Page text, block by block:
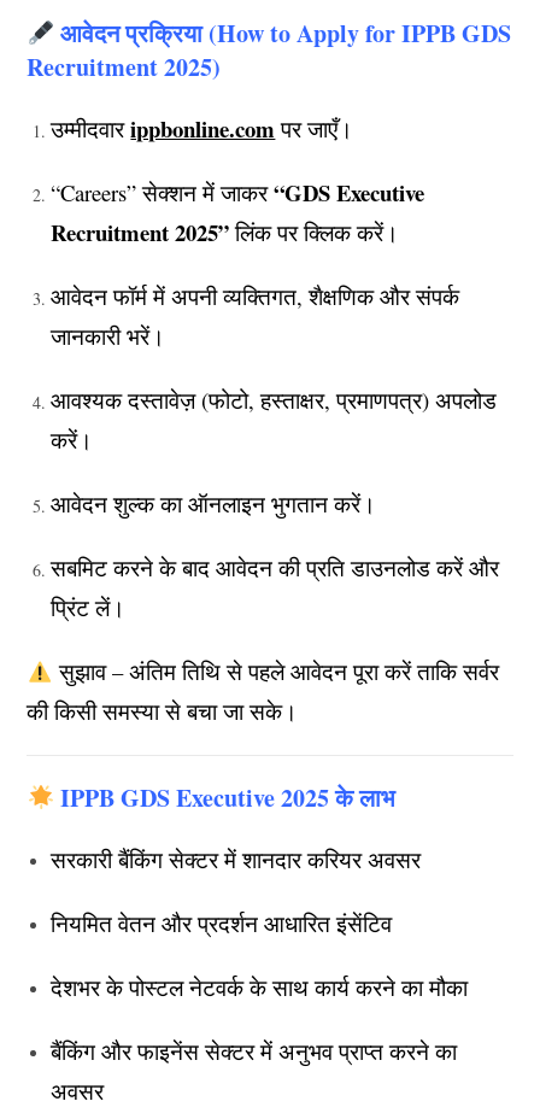
आवेदन प्रक्रिया (How to Apply for IPPB GDS
Recruitment 2025)
उम्मीदवारippbonline.com पर जाएँ।
“Careers” सेक्शन में जाकर“GDS Executive
Recruitment 2025”लिंक पर क्लिक करें।
आवेदन फॉर्म में अपनी व्यक्तिगत, शैक्षणिक और संपर्क
जानकारी भरें।
आवश्यक दस्तावेज़ (फोटो, हस्ताक्षर, प्रमाणपत्र) अपलोड
करें।
आवेदन शुल्क का ऑनलाइन भुगतान करें।
सबमिट करने के बाद आवेदन की प्रति डाउनलोड करें और
प्रिंट लें।
सुझाव – अंतिम तिथि से पहले आवेदन पूरा करें ताकि सर्वर
की किसी समस्या से बचा जा सके।
IPPB GDS Executive 2025 के लाभ
सरकारी बैंकिंग सेक्टर में शानदार करियर अवसर
नियमित वेतन और प्रदर्शन आधारित इंसेंटिव
देशभर के पोस्टल नेटवर्क के साथ कार्य करने का मौका
बैंकिंग और फाइनेंस सेक्टर में अनुभव प्राप्त करने का
अवसर